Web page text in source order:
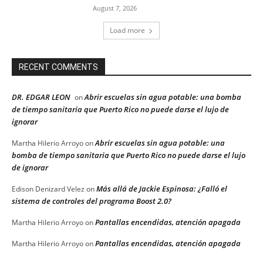
August 7, 2026
Load more
RECENT COMMENTS
DR. EDGAR LEON onAbrir escuelas sin agua potable: una bomba
de tiempo sanitaria que Puerto Rico no puede darse el lujo de
ignorar
Martha Hilerio ArroyoonAbrir escuelas sin agua potable: una
bomba de tiempo sanitaria que Puerto Rico no puede darse el lujo
de ignorar
Edison Denizard Velez onMás allá de Jackie Espinosa: ¿Falló el
sistema de controles del programa Boost 2.0?
Martha Hilerio ArroyoonPantallas encendidas, atención apagada
Martha Hilerio ArroyoonPantallas encendidas, atención apagada